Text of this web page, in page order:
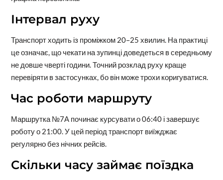
Інтервал руху
Транспорт ходить із проміжком 20–25 хвилин. На практиці
це означає, що чекати на зупинці доведеться в середньому
не довше чверті години. Точний розклад руху краще
перевіряти в застосунках, бо він може трохи коригуватися.
Час роботи маршруту
Маршрутка №7А починає курсувати о 06:40 і завершує
роботу о 21:00. У цей період транспорт виїжджає
регулярно без нічних рейсів.
Скільки часу займає поїздка